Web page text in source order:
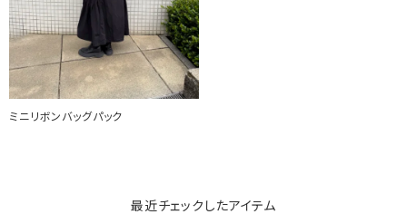
ミニリボンバッグパック
最近チェックしたアイテム